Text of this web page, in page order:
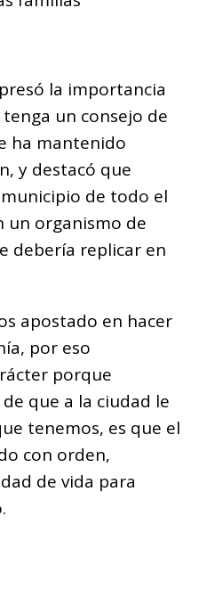
la importancia
un consejo de
ha mantenido
y destacó que
de todo el
un organismo de
debería replicar en
apostado en hacer
por eso
porque
que a la ciudad le
tenemos, es que el
con orden,
de vida para